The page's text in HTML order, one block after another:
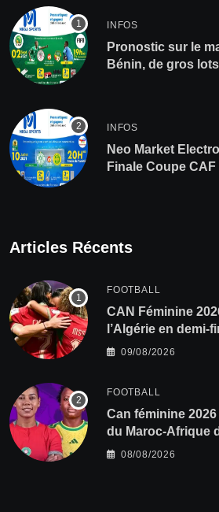
INFOS
Pronostic sur le
Bénin, de gros
INFOS
Neo Market
Finale Coupe CAF
Articles Récents
FOOTBALL
CAN Féminine
l’Algérie en demi-
2027 !
09/08/2026
FOOTBALL
‎Can féminine
du Maroc-Afrique
08/08/2026